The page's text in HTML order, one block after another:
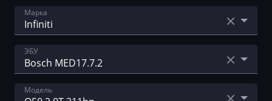
Марка
Acura
AebiSchmidt
Agco
ЭБУ
Bosch EDC16CP42
Модель